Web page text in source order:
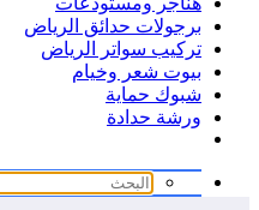
برجولات حدائق الرياض
تركيب سواتر الرياض
بيوت شعر وخيام
شبوك حماية
ورشة حدادة